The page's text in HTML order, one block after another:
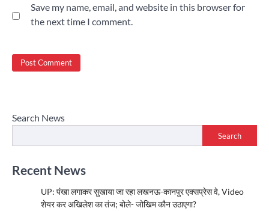
Save my name, email, and website in this browser for
the next time I comment.
Search News
Search
Recent News
UP: पंखा लगाकर सुखाया जा रहा लखनऊ-कानपुर एक्सप्रेस वे, Video
शेयर कर अखिलेश का तंज; बोले- जोखिम कौन उठाएगा?